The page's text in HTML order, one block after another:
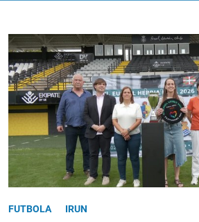
FUTBOLA IRUN